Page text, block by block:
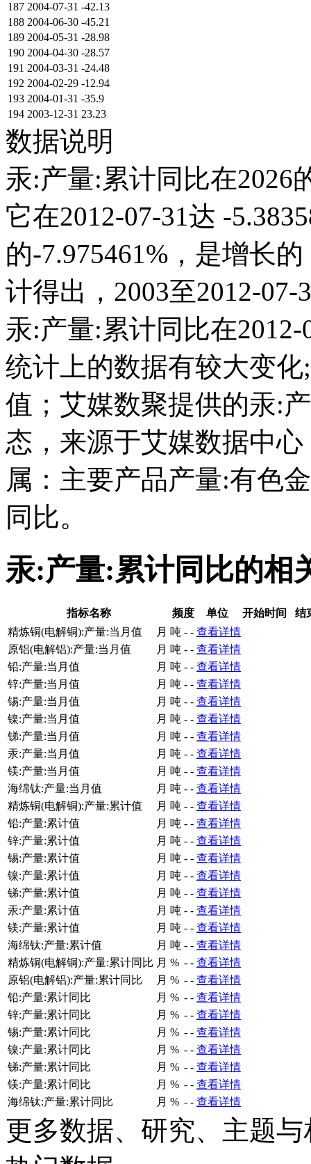
187 2004-07-31 -42.13
188 2004-06-30 -45.21
189 2004-05-31 -28.98
190 2004-04-30 -28.57
191 2004-03-31 -24.48
192 2004-02-29 -12.94
193 2004-01-31 -35.9
194 2003-12-31 23.23
数据说明
汞:产量:累计同比在2026
它在2012-07-31达 -
的-7.975461%，是增长
计得出，2003至2012-
汞:产量:累计同比在2012-
统计上的数据有较大变
值；艾媒数聚提供的汞:
态，来源于艾媒数据中
属：主要产品产量:有色
同比。
汞:产量:累计同比的相
指标名称 频度 单位 开始时间
结
精炼铜(电解铜):产量:当月值
月 吨 - - 查看详情
原铝(电解铝):产量:当月值
月 吨 - - 查看详情
铅:产量:当月值
月 吨 - - 查看详情
锌:产量:当月值
月 吨 - - 查看详情
锡:产量:当月值
月 吨 - - 查看详情
镍:产量:当月值
月 吨 - - 查看详情
锑:产量:当月值
月 吨 - - 查看详情
汞:产量:当月值
月 吨 - - 查看详情
镁:产量:当月值
月 吨 - - 查看详情
海绵钛:产量:当月值
月 吨 - - 查看详情
精炼铜(电解铜):产量:累计值
月 吨 - - 查看详情
铅:产量:累计值
月 吨 - - 查看详情
锌:产量:累计值
月 吨 - - 查看详情
锡:产量:累计值
月 吨 - - 查看详情
镍:产量:累计值
月 吨 - - 查看详情
锑:产量:累计值
月 吨 - - 查看详情
汞:产量:累计值
月 吨 - - 查看详情
镁:产量:累计值
月 吨 - - 查看详情
海绵钛:产量:累计值
月 吨 - - 查看详情
精炼铜(电解铜):产量:累计同比 月 % - - 查看详情
原铝(电解铝):产量:累计同比
月 % - - 查看详情
铅:产量:累计同比
月 % - - 查看详情
锌:产量:累计同比
月 % - - 查看详情
锡:产量:累计同比
月 % - - 查看详情
镍:产量:累计同比
月 % - - 查看详情
锑:产量:累计同比
月 % - - 查看详情
镁:产量:累计同比
月 % - - 查看详情
海绵钛:产量:累计同比
月 % - - 查看详情
更多数据、研究、主题